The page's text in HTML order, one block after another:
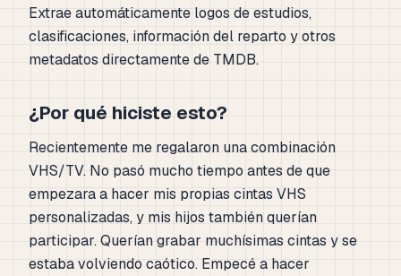
Extrae automáticamente logos de estudios,
clasificaciones, información del reparto y otros
metadatos directamente de TMDB.
¿Por qué hiciste esto?
Recientemente me regalaron una combinación
VHS/TV. No pasó mucho tiempo antes de que
empezara a hacer mis propias cintas VHS
personalizadas, y mis hijos también querían
participar. Querían grabar muchísimas cintas y se
estaba volviendo caótico. Empecé a hacer